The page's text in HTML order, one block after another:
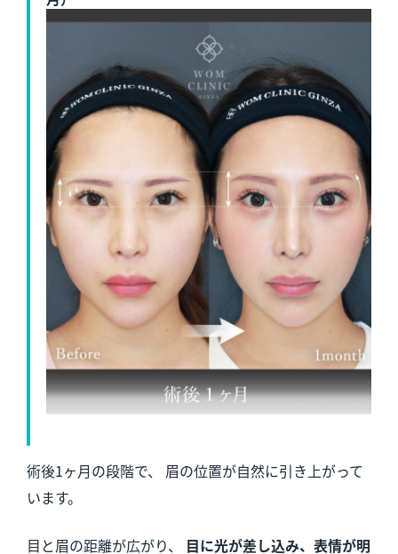
術後1ヶ月の段階で、 眉の位置が自然に引き上がって
います。
目と眉の距離が広がり、 目に光が差し込み、表情が明